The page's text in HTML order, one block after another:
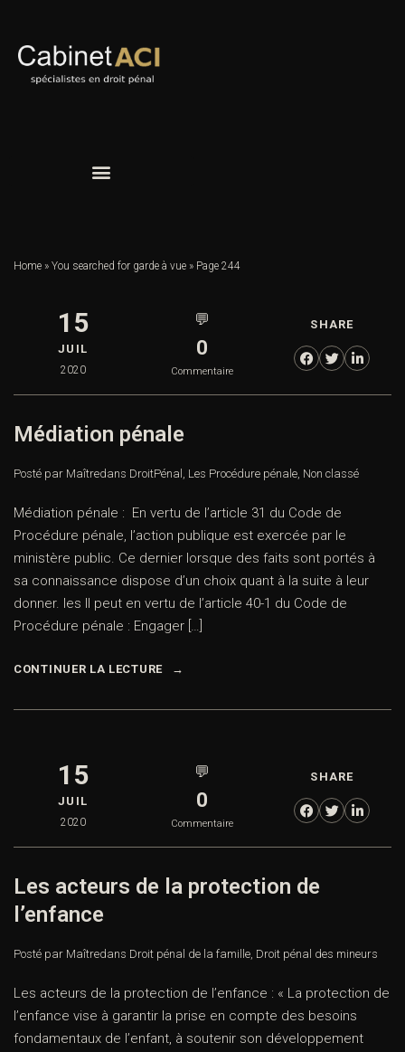
Home » You searched for garde à vue » Page 244
15
JUIL
2020
💬
0
Commentaire
SHARE
Médiation pénale
Posté par Maîtredans DroitPénal , Les Procédure pénale, Non classé
Médiation pénale : En vertu de l’article 31 du Code de
Procédure pénale, l’action publique est exercée par le
ministère public. Ce dernier lorsque des faits sont portés à
sa connaissance dispose d’un choix quant à la suite à leur
donner. les Il peut en vertu de l’article 40-1 du Code de
Procédure pénale : Engager […]
CONTINUER LA LECTURE
15
JUIL
2020
💬
0
Commentaire
SHARE
Les acteurs de la protection de
l’enfance
Posté par Maîtredans Droit pénal de la famille, Droit pénal des mineurs
Les acteurs de la protection de l’enfance : « La protection de
l’enfance vise à garantir la prise en compte des besoins
fondamentaux de l’enfant, à soutenir son développement